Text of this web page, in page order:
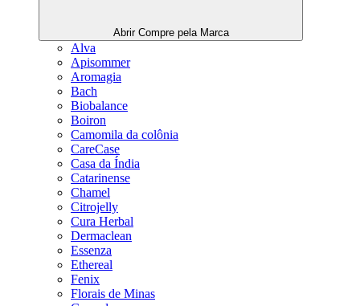
Abrir Compre pela Marca
Alva
Apisommer
Aromagia
Bach
Biobalance
Boiron
Camomila da colônia
CareCase
Casa da Índia
Catarinense
Chamel
Citrojelly
Cura Herbal
Dermaclean
Essenza
Ethereal
Fenix
Florais de Minas